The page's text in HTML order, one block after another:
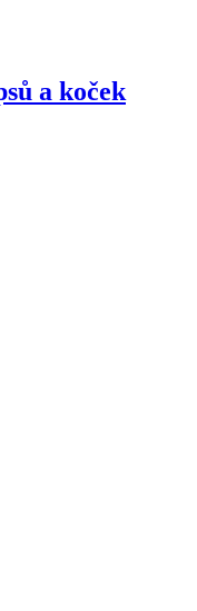
a koček